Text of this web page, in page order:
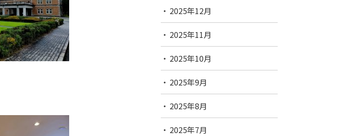
2025年12月
2025年11月
2025年10月
2025年9月
2025年8月
2025年7月